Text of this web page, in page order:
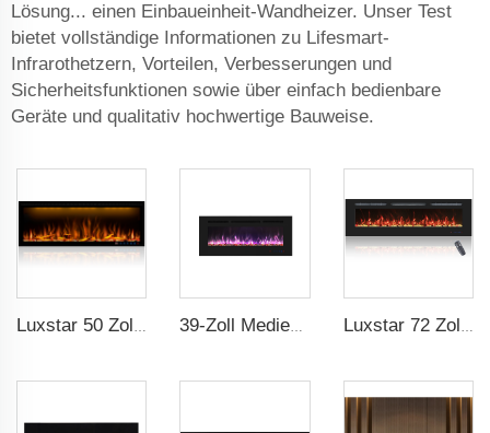
Lösung... einen Einbaueinheit-Wandheizer. Unser Test
bietet vollständige Informationen zu Lifesmart-
Infrarothetzern, Vorteilen, Verbesserungen und
Sicherheitsfunktionen sowie über einfach bedienbare
Geräte und qualitativ hochwertige Bauweise.
Luxstar 50 Zoll dekorative Kamine mit LCD-Smart-Fernbedienung 39-Zoll Medienheizung, modern eingebaut und wandmontiert mit 13 dekorativen Rahmenfarben Luxstar 72 Zoll linearer elektrischer Kamin Heizung dekorativ mit mehrfarbigen Flammen Fernbedienung Touchscreen-Timer